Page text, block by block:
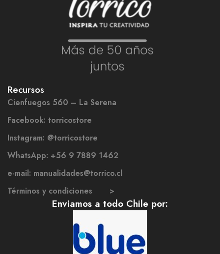
Recursos
Cienfuegos 560 – La Serena
Facebook: torricostore
Instagram: @torricostore
WhatsApp: +56 9 7889 1462
e-mail: manualidades@torrico.cl
Términos y condiciones >
Enviamos a todo Chile por: